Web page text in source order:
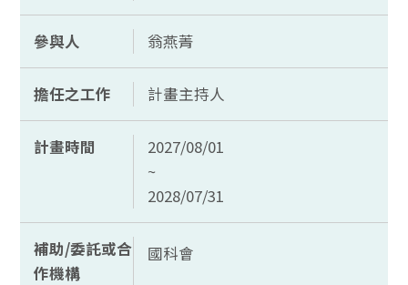
參與人 翁燕菁
擔任之工作 計畫主持人
計畫時間
2027/08/01
~
2028/07/31
補助/委託或合
作機構
國科會